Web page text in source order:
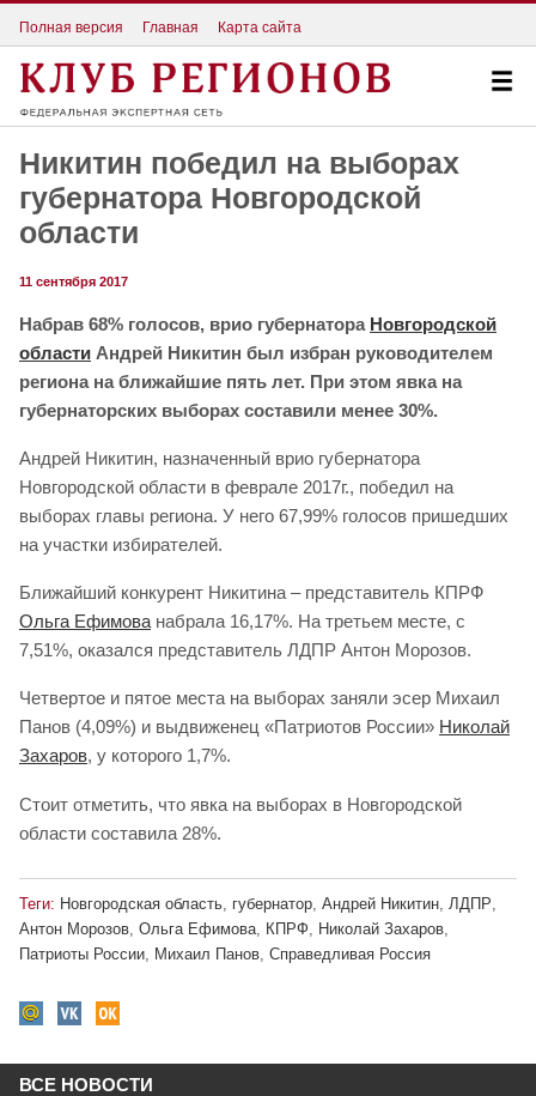
Полная версия Главная Карта сайта
Никитин победил на выборах
губернатора Новгородской
области
11 сентября 2017
Набрав 68% голосов, врио губернатора Новгородской
области Андрей Никитин был избран руководителем
региона на ближайшие пять лет. При этом явка на
губернаторских выборах составили менее 30%.
Андрей Никитин, назначенный врио губернатора
Новгородской области в феврале 2017г., победил на
выборах главы региона. У него 67,99% голосов пришедших
на участки избирателей.
Ближайший конкурент Никитина – представитель КПРФ
Ольга Ефимова набрала 16,17%. На третьем месте, с
7,51%, оказался представитель ЛДПР Антон Морозов.
Четвертое и пятое места на выборах заняли эсер Михаил
Панов (4,09%) и выдвиженец «Патриотов России» Николай
Захаров, у которого 1,7%.
Стоит отметить, что явка на выборах в Новгородской
области составила 28%.
Теги: Новгородская область губернатор Андрей Никитин ЛДПР
Антон Морозов, Ольга Ефимова, КПРФ, Николай Захаров,
Патриоты России, Михаил Панов, Справедливая Россия
ВСЕ НОВОСТИ